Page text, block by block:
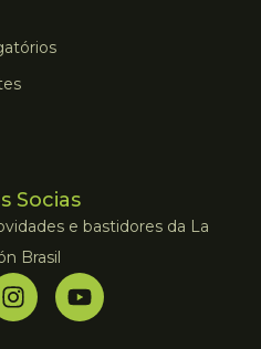
Socias
e bastidores da La
Brasil